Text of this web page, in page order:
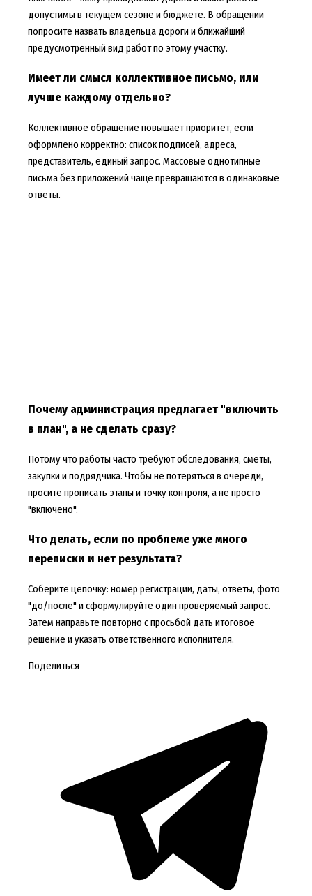
допустимы в текущем сезоне и бюджете. В обращении
попросите назвать владельца дороги и ближайший
предусмотренный вид работ по этому участку.
Имеет ли смысл коллективное письмо, или
лучше каждому отдельно?
Коллективное обращение повышает приоритет, если
оформлено корректно: список подписей, адреса,
представитель, единый запрос. Массовые однотипные
письма без приложений чаще превращаются в одинаковые
ответы.
Почему администрация предлагает "включить
в план", а не сделать сразу?
Потому что работы часто требуют обследования, сметы,
закупки и подрядчика. Чтобы не потеряться в очереди,
просите прописать этапы и точку контроля, а не просто
"включено".
Что делать, если по проблеме уже много
переписки и нет результата?
Соберите цепочку: номер регистрации, даты, ответы, фото
"до/после" и сформулируйте один проверяемый запрос.
Затем направьте повторно с просьбой дать итоговое
решение и указать ответственного исполнителя.
Поделиться